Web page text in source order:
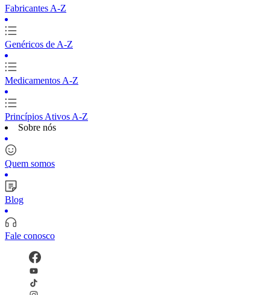
Fabricantes A-Z
Genéricos de A-Z
Medicamentos A-Z
Princípios Ativos A-Z
Sobre nós
Quem somos
Blog
Fale conosco